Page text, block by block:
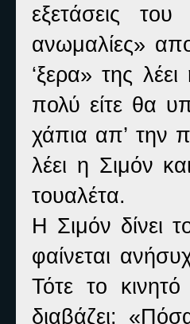
εξετάσεις
ανωμαλίες»
‘ξερα» της
πολύ είτε θα
χάπια απ’ την
λέει η Σιμόν
τουαλέτα.
Η Σιμόν δίνει
φαίνεται
Τότε το
διαβάζει: